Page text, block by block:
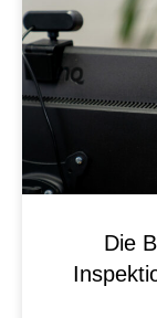
Die